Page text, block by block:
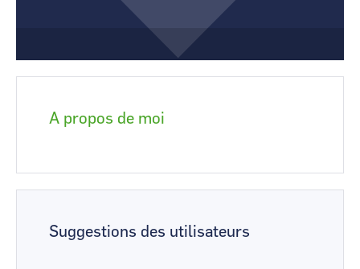
A propos de moi
Suggestions des utilisateurs